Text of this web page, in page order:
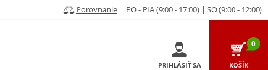
Porovnanie PO - PIA (9:00 - 17:00) | SO (9:00 - 12:00)
PRIHLÁSIŤ SA
0
KOŠÍK